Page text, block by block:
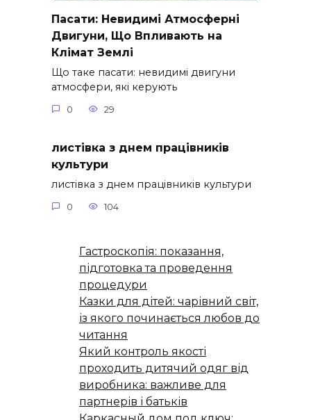
Пасати: Невидимі Атмосферні
Двигуни, Що Впливають на
Клімат Землі
Що таке пасати: невидимі двигуни
атмосфери, які керують
0 29
листівка з днем працівників
культури
листівка з днем працівників культури
0 104
Гастроскопія: показання,
підготовка та проведення
процедури
Казки для дітей: чарівний світ,
із якого починається любов до
читання
Який контроль якості
проходить дитячий одяг від
виробника: важливе для
партнерів і батьків